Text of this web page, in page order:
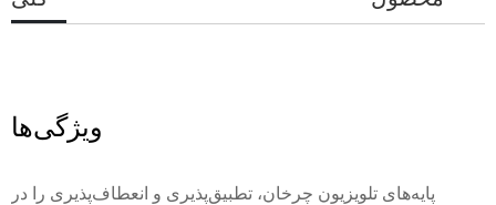
ویژگی‌ها
پایه‌های تلویزیون چرخان، تطبیق‌پذیری و انعطاف‌پذیری را در